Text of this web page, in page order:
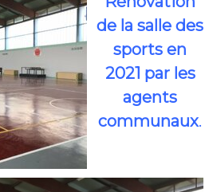
de la salle des
sports en
2021 par les
agents
communaux.